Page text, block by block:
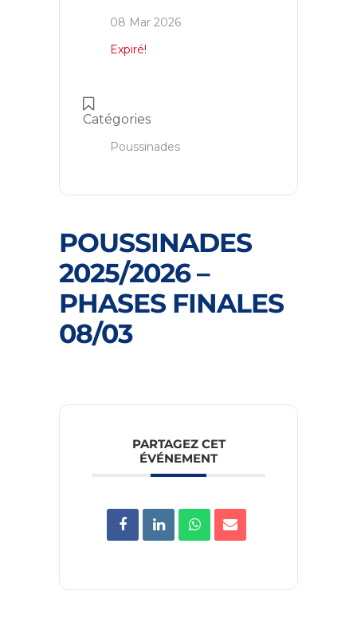
08 Mar 2026
Expiré!
Catégories
Poussinades
POUSSINADES
2025/2026 –
PHASES FINALES
08/03
PARTAGEZ CET
ÉVÉNEMENT